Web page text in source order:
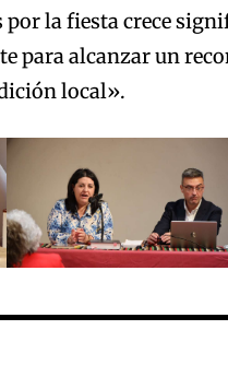
la fiesta crece
para alcanzar un
local».